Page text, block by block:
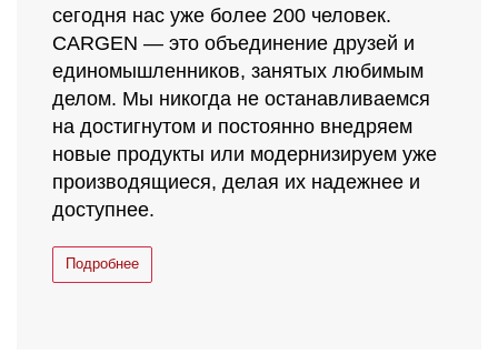
сегодня нас уже более 200 человек.
CARGEN — это объединение друзей и
единомышленников, занятых любимым
делом. Мы никогда не останавливаемся
на достигнутом и постоянно внедряем
новые продукты или модернизируем уже
производящиеся, делая их надежнее и
доступнее.
Подробнее